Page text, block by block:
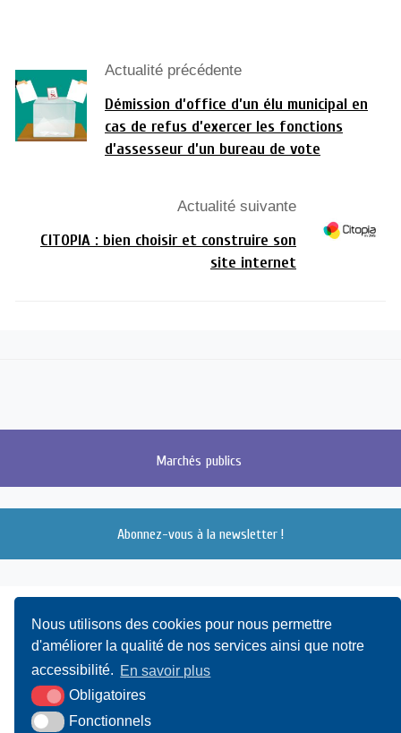
Nous utilisons des cookies pour nous permettre
d'améliorer la qualité de nos services ainsi que notre
accessibilité. En savoir plus
Obligatoires
Fonctionnels
Actualité précédente
Démission d’office d’un élu municipal en
cas de refus d’exercer les fonctions
d’assesseur d’un bureau de vote
Actualité suivante
CITOPIA : bien choisir et construire son
site internet
Marchés publics
Abonnez-vous à la newsletter !
UAMC - 4, Bis Avenue du Canada - 14000 CAEN